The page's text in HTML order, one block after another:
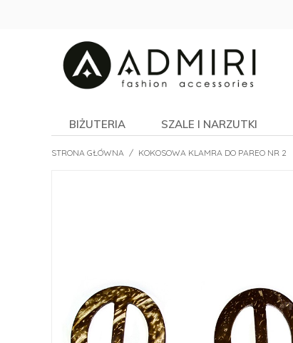
BIŻUTERIA SZALE I NARZUTKI
STRONA GŁÓWNA / KOKOSOWA KLAMRA DO PAREO NR 2